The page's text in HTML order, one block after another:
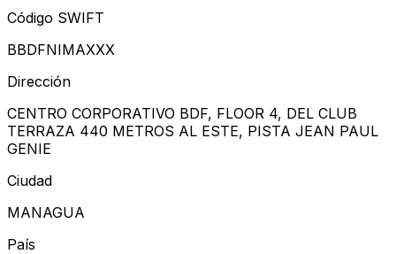
Código SWIFT
BBDFNIMAXXX
Dirección
CENTRO CORPORATIVO BDF, FLOOR 4, DEL CLUB
TERRAZA 440 METROS AL ESTE, PISTA JEAN PAUL
GENIE
Ciudad
MANAGUA
País